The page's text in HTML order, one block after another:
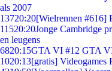
als 2007
13720:20[Wielrennen #616]
11520:20Jonge Cambridge
en leugens
6820:15GTA VI #12 GTA
1020:13[gratis] Videogames